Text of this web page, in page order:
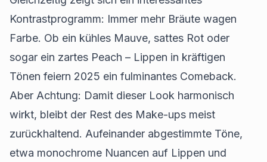
Kontrastprogramm: Immer mehr Bräute wagen
Farbe. Ob ein kühles Mauve, sattes Rot oder
sogar ein zartes Peach – Lippen in kräftigen
Tönen feiern 2025 ein fulminantes Comeback.
Aber Achtung: Damit dieser Look harmonisch
wirkt, bleibt der Rest des Make-ups meist
zurückhaltend. Aufeinander abgestimmte Töne,
etwa monochrome Nuancen auf Lippen und